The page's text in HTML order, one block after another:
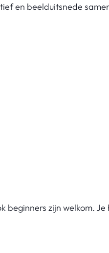
en beelduitsnede
zijn welkom. Je